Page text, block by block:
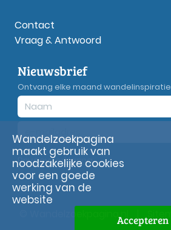
Contact
Vraag & Antwoord
Nieuwsbrief
Ontvang elke maand wandelinspiratie
Privacyverklaring
© Wandelzoekpagina.nl
Wandelzoekpagina
maakt gebruik van
noodzakelijke cookies
voor een goede
werking van de
website
Accepteren